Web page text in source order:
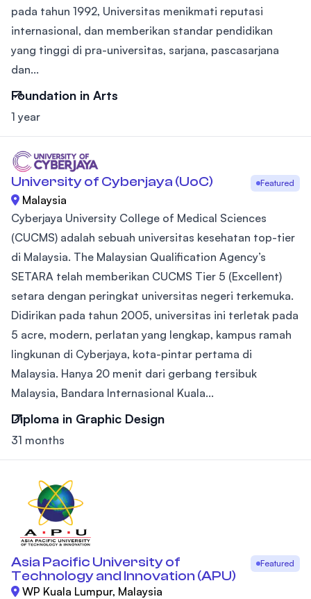
pada tahun 1992, Universitas menikmati reputasi
internasional, dan memberikan standar pendidikan
yang tinggi di pra-universitas, sarjana, pascasarjana
dan...
Foundation in Arts
1 year
University of Cyberjaya (UoC) Featured
Malaysia
Cyberjaya University College of Medical Sciences
(CUCMS) adalah sebuah universitas kesehatan top-tier
di Malaysia. The Malaysian Qualification Agency’s
SETARA telah memberikan CUCMS Tier 5 (Excellent)
setara dengan peringkat universitas negeri terkemuka.
Didirikan pada tahun 2005, universitas ini terletak pada
5 acre, modern, perlatan yang lengkap, kampus ramah
lingkunan di Cyberjaya, kota-pintar pertama di
Malaysia. Hanya 20 menit dari gerbang tersibuk
Malaysia, Bandara Internasional Kuala...
Diploma in Graphic Design
31 months
Asia Pacific University of
Technology and Innovation (APU)
Featured
WP Kuala Lumpur, Malaysia